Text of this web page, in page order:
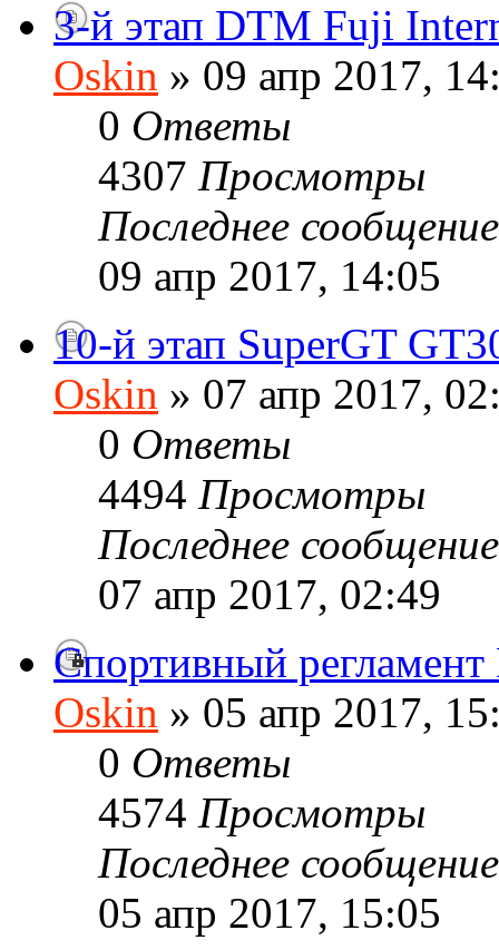
3-й этап DTM Fuji
Oskin » 09 апр 2017,
0 Ответы
4307 Просмотры
Последнее
09 апр 2017, 14:05
10-й этап SuperGT
Oskin » 07 апр 2017,
0 Ответы
4494 Просмотры
Последнее
07 апр 2017, 02:49
Спортивный
Oskin » 05 апр 2017,
0 Ответы
4574 Просмотры
Последнее
05 апр 2017, 15:05